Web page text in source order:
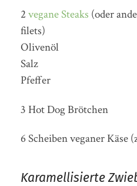
2vegane Steaks (oder
filets)
Olivenöl
Salz
Pfeffer
3 Hot Dog Brötchen
6 Scheiben veganer Käse
Karamellisierte